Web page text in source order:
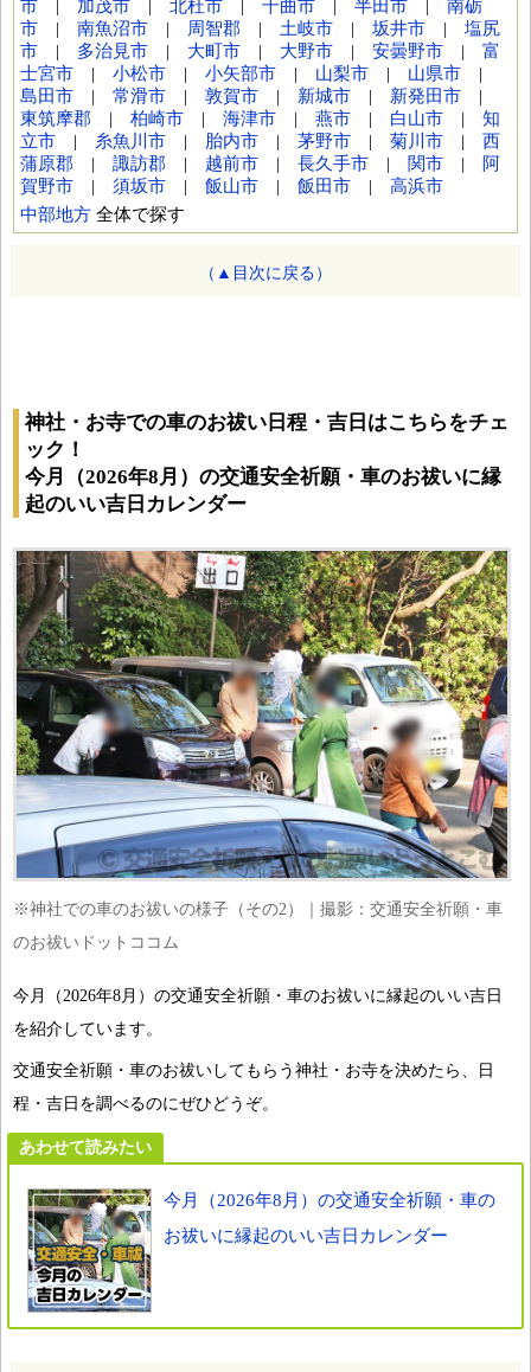
市 加茂市 北杜市 千曲市 半田市
南砺
市 | 南魚沼市 | 周智郡 | 土岐市 | 坂井市 | 塩尻
市 | 多治見市 | 大町市 | 大野市 | 安曇野市 | 富
士宮市 | 小松市 | 小矢部市 | 山梨市 | 山県市 |
島田市 | 常滑市 | 敦賀市 | 新城市 | 新発田市 |
東筑摩郡 | 柏崎市 | 海津市 | 燕市 | 白山市 | 知
立市 | 糸魚川市 | 胎内市 | 茅野市 | 菊川市 | 西
蒲原郡 | 諏訪郡 | 越前市 | 長久手市 | 関市 |
阿
賀野市 | 須坂市 | 飯山市 | 飯田市 | 高浜市
中部地方 全体で探す
（▲目次に戻る）
神社・お寺での車のお祓い日程・吉日はこちらをチェ
ック！
今月（2026年8月）の交通安全祈願・車のお祓いに縁
起のいい吉日カレンダー
※神社での車のお祓いの様子（その2）｜撮影：交通安全祈願・車
のお祓いドットココム
今月（2026年8月）の交通安全祈願・車のお祓いに縁起のいい吉日
を紹介しています。
交通安全祈願・車のお祓いしてもらう神社・お寺を決めたら、日
程・吉日を調べるのにぜひどうぞ。
あわせて読みたい
今月（2026年8月）の交通安全祈願・車の
お祓いに縁起のいい吉日カレンダー